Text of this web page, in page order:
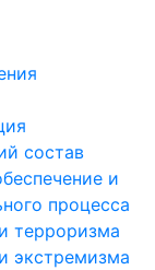
состав
и
процесса
терроризма
экстремизма